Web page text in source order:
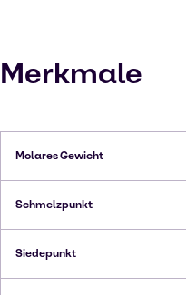
Merkmale
Molares Gewicht
Schmelzpunkt
Siedepunkt